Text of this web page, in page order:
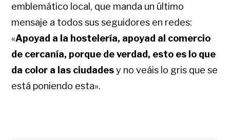
emblemático local, que manda un último
mensaje a todos sus seguidores en redes:
«Apoyad a la hostelería, apoyad al comercio
de cercanía, porque de verdad, esto es lo que
da color a las ciudadesy no veáis lo gris que se
está poniendo esta».